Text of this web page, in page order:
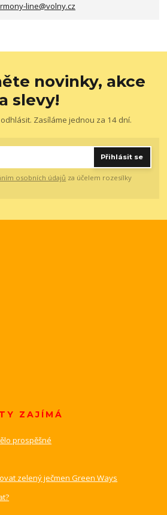
line@volny.cz
novinky, akce
a slevy!
Zasíláme jednou za 14 dní.
Přihlásit se
osobních údajů za účelem rozesílky
ZAJÍMÁ
prospěšné
zelený ječmen Green Ways